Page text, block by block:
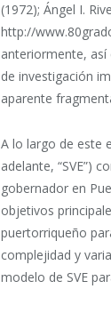
(1972); Ángel I.
http://
anteriormente, así
de investigación
aparente
A lo largo de este
adelante, “SVE”)
gobernador en
objetivos
puertorriqueño
complejidad y
modelo de SVE